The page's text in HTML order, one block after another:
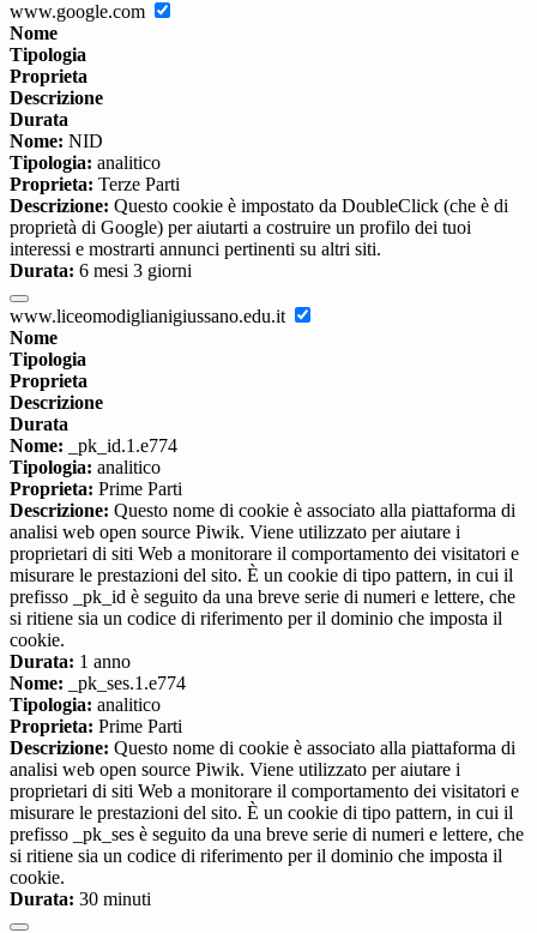
www.google.com
Nome
Tipologia
Proprieta
Descrizione
Durata
Nome: NID
Tipologia: analitico
Proprieta: Terze Parti
Descrizione: Questo cookie è impostato da DoubleClick (che è di
proprietà di Google) per aiutarti a costruire un profilo dei tuoi
interessi e mostrarti annunci pertinenti su altri siti.
Durata: 6 mesi 3 giorni
www.liceomodiglianigiussano.edu.it
Nome
Tipologia
Proprieta
Descrizione
Durata
Nome: _pk_id.1.e774
Tipologia: analitico
Proprieta: Prime Parti
Descrizione: Questo nome di cookie è associato alla piattaforma di
analisi web open source Piwik. Viene utilizzato per aiutare i
proprietari di siti Web a monitorare il comportamento dei visitatori e
misurare le prestazioni del sito. È un cookie di tipo pattern, in cui il
prefisso _pk_id è seguito da una breve serie di numeri e lettere, che
si ritiene sia un codice di riferimento per il dominio che imposta il
cookie.
Durata: 1 anno
Nome: _pk_ses.1.e774
Tipologia: analitico
Proprieta: Prime Parti
Descrizione: Questo nome di cookie è associato alla piattaforma di
analisi web open source Piwik. Viene utilizzato per aiutare i
proprietari di siti Web a monitorare il comportamento dei visitatori e
misurare le prestazioni del sito. È un cookie di tipo pattern, in cui il
prefisso _pk_ses è seguito da una breve serie di numeri e lettere, che
si ritiene sia un codice di riferimento per il dominio che imposta il
cookie.
Durata: 30 minuti